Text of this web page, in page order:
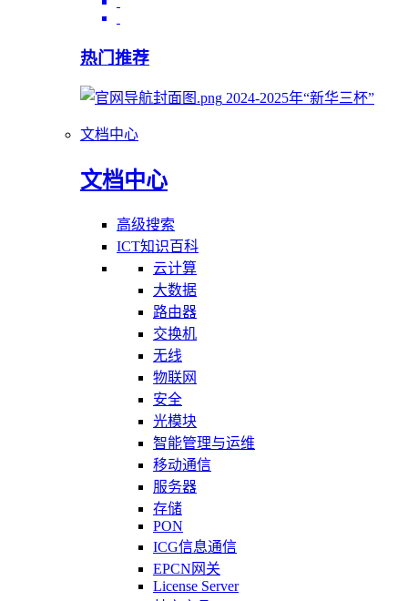
热门推荐
2024-2025年“新华三杯”
文档中心
文档中心
高级搜索
ICT知识百科
云计算
大数据
路由器
交换机
无线
物联网
安全
光模块
智能管理与运维
移动通信
服务器
存储
PON
ICG信息通信
EPCN网关
License Server